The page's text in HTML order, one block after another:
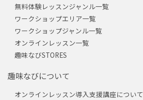
無料体験レッスンジャンル一覧
ワークショップエリア一覧
ワークショップジャンル一覧
オンラインレッスン一覧
趣味なびSTORES
趣味なびについて
オンラインレッスン導入支援講座について